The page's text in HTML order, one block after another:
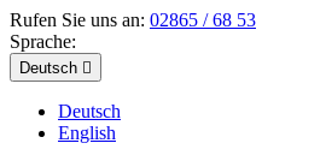
Rufen Sie uns an: 02865 / 68 53
Sprache:
Deutsch 
Deutsch
English